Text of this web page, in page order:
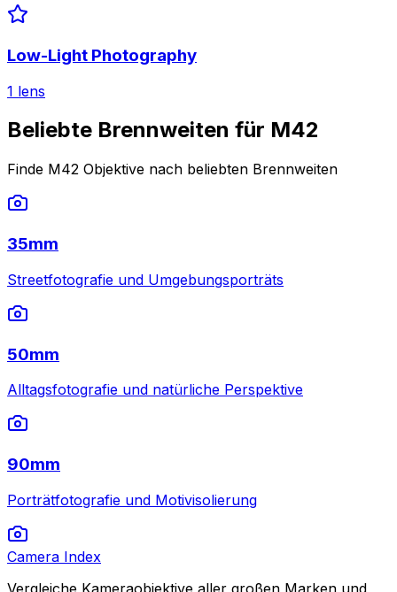
Low-Light Photography
1 lens
Beliebte Brennweiten für M42
Finde M42 Objektive nach beliebten Brennweiten
35mm
Streetfotografie und Umgebungsporträts
50mm
Alltagsfotografie und natürliche Perspektive
90mm
Porträtfotografie und Motivisolierung
Camera Index
Vergleiche Kameraobjektive aller großen Marken und